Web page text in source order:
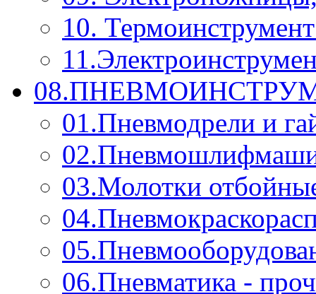
10.
01.Пневмодрели и
03.Молотки
06.Пневматика -